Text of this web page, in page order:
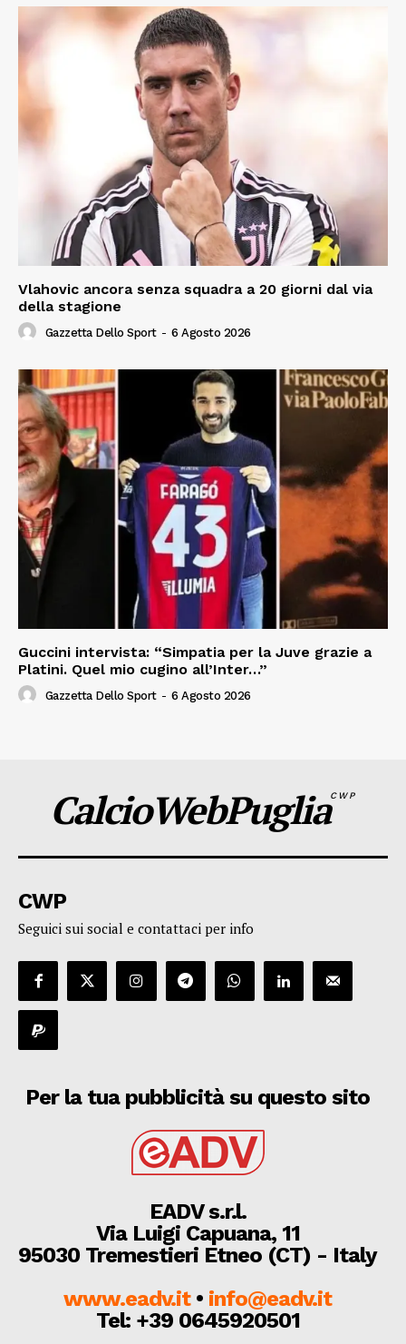
Vlahovic ancora senza squadra a 20 giorni dal via
della stagione
Gazzetta Dello Sport - 6 Agosto 2026
Guccini intervista: “Simpatia per la Juve grazie a
Platini. Quel mio cugino all’Inter…”
Gazzetta Dello Sport - 6 Agosto 2026
CalcioWebPugliaCWP
CWP
Seguici sui social e contattaci per info
Per la tua pubblicità su questo sito
EADV s.r.l.
Via Luigi Capuana, 11
95030 Tremestieri Etneo (CT) - Italy
www.eadv.it• info@eadv.it
Tel: +39 0645920501